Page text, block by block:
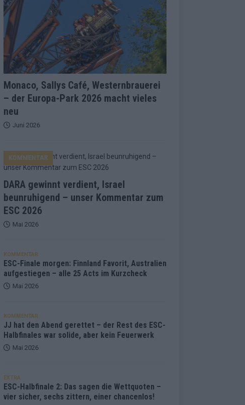
Monaco, Sallys Café, Westernbrauerei
– der Europa-Park 2026 macht vieles
neu
Juni 2026
DARA gewinnt verdient, Israel
beunruhigend – unser Kommentar zum
ESC 2026
KOMMENTAR
Mai 2026
KOMMENTAR
ESC-Finale morgen: Finnland Favorit, Australien
aufgestiegen – alle 25 Acts im Kurzcheck
Mai 2026
KOMMENTAR
JJ hat den Abend gerettet – der Rest des ESC-
Halbfinales war solide, aber kein Feuerwerk
Mai 2026
EXTRA
ESC-Halbfinale 2: Das sagen die Wettquoten –
vier sicher, sechs zittern, einer chancenlos!